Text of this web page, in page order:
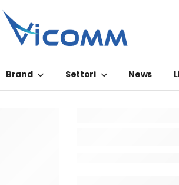
Brand Settori News